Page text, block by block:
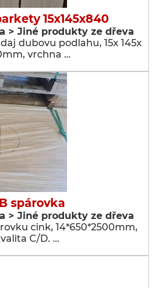
15x145x840
> Jiné produkty ze dřeva
dubovu podlahu, 15x 145x
vrchna …
spárovka
> Jiné produkty ze dřeva
cink, 14*650*2500mm,
C/D. …